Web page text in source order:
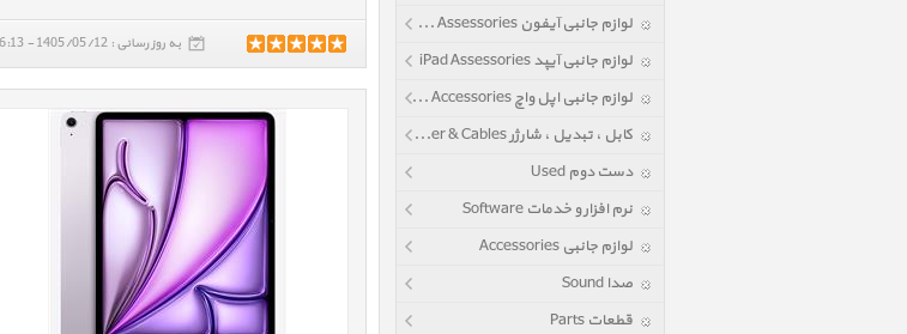
به روز رسانی : 1405/05/12 - 16:13
لوازم جانبی آیفون iPhone Assessories
لوازم جانبی آیپد iPad Assessories
لوازم جانبی اپل واچ Apple Watch Accessories
کابل ، تبدیل ، شارژر Power & Cables
دست دوم Used
نرم افزار و خدمات Software
لوازم جانبی Accessories
صدا Sound
قطعات Parts